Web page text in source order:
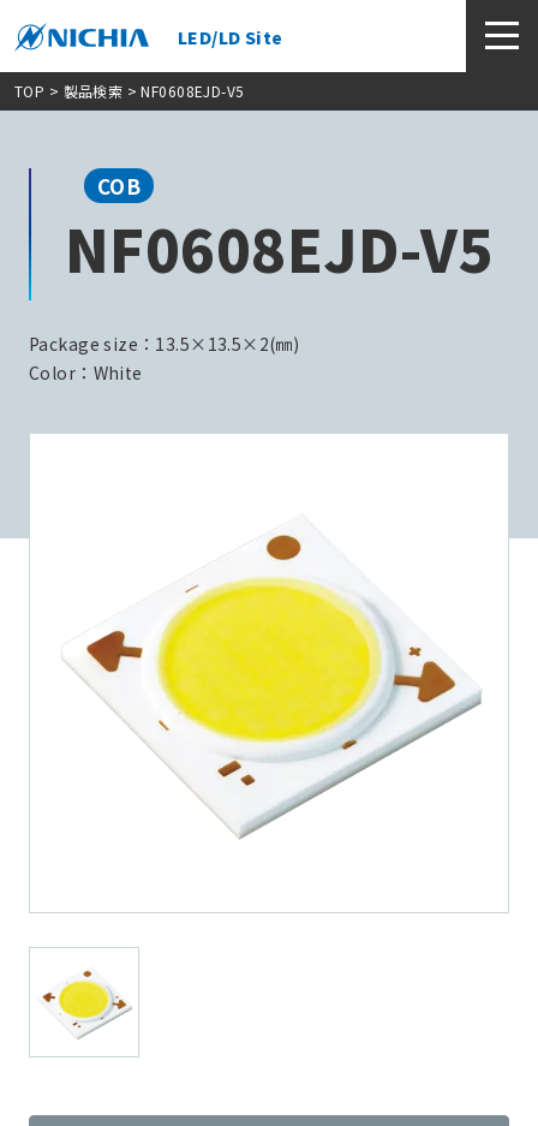
LED/LD Site
TOP > 製品検索 > NF0608EJD-V5
COB
NF0608EJD-V5
Package size：13.5×13.5×2(㎜)
Color：White